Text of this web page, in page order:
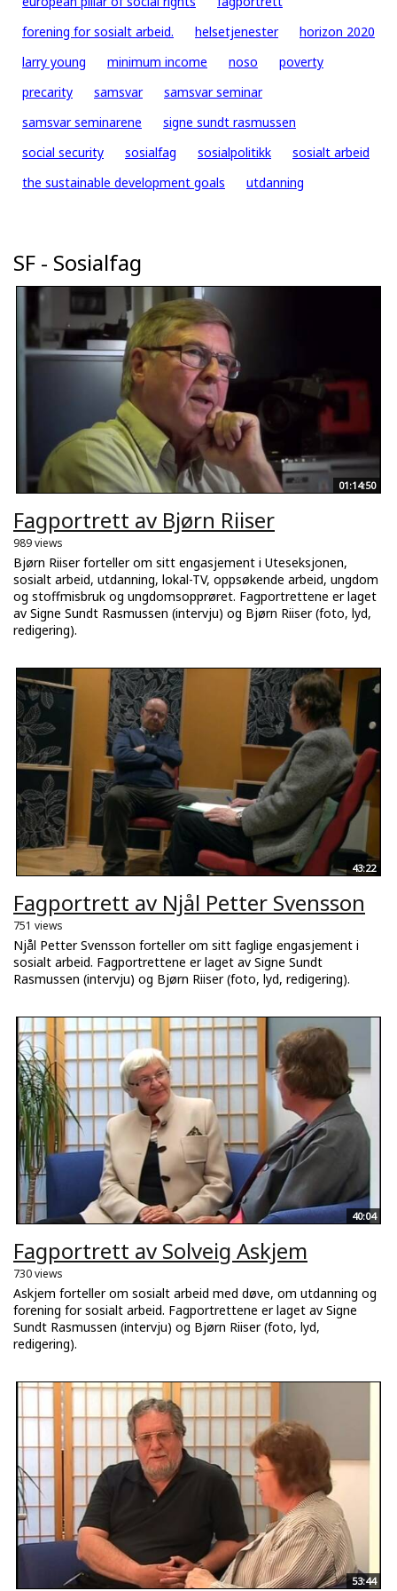
forening for sosialt arbeid.
helsetjenester
horizon 2020
larry young
minimum income noso
poverty
precarity
samsvar
samsvar seminar
samsvar seminarene
signe sundt rasmussen
social security
sosialfag sosialpolitikk
sosialt arbeid
the sustainable development goals
utdanning
SF - Sosialfag
01:14:50
Fagportrett av Bjørn Riiser
989 views
Bjørn Riiser forteller om sitt engasjement i Uteseksjonen,
sosialt arbeid, utdanning, lokal-TV, oppsøkende arbeid, ungdom
og stoffmisbruk og ungdomsopprøret. Fagportrettene er laget
av Signe Sundt Rasmussen (intervju) og Bjørn Riiser (foto, lyd,
redigering).
43:22
Fagportrett av Njål Petter Svensson
751 views
Njål Petter Svensson forteller om sitt faglige engasjement i
sosialt arbeid. Fagportrettene er laget av Signe Sundt
Rasmussen (intervju) og Bjørn Riiser (foto, lyd, redigering).
40:04
Fagportrett av Solveig Askjem
730 views
Askjem forteller om sosialt arbeid med døve, om utdanning og
forening for sosialt arbeid. Fagportrettene er laget av Signe
Sundt Rasmussen (intervju) og Bjørn Riiser (foto, lyd,
redigering).
53:44